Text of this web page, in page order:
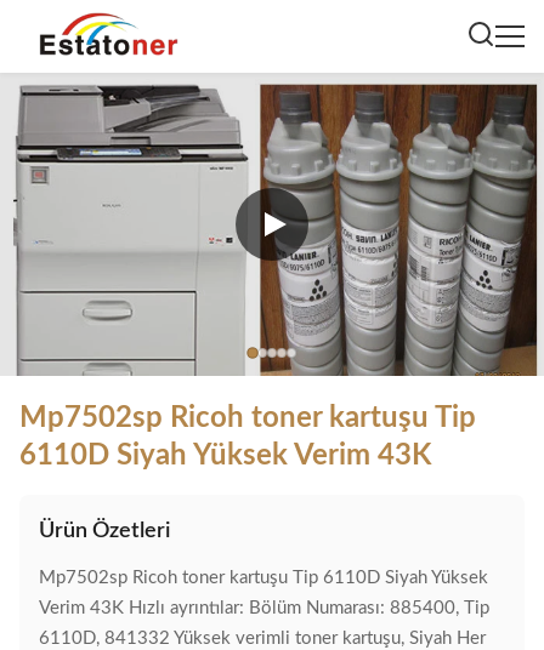
Mp7502sp Ricoh toner kartuşu Tip
6110D Siyah Yüksek Verim 43K
Ürün Özetleri
Mp7502sp Ricoh toner kartuşu Tip 6110D Siyah Yüksek
Verim 43K Hızlı ayrıntılar: Bölüm Numarası: 885400, Tip
6110D, 841332 Yüksek verimli toner kartuşu, Siyah Her